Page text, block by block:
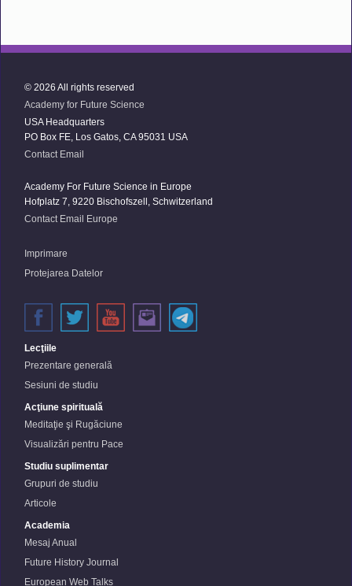
© 2026 All rights reserved
Academy for Future Science
USA Headquarters
PO Box FE, Los Gatos, CA 95031 USA
Contact Email
Academy For Future Science in Europe
Hofplatz 7, 9220 Bischofszell, Schwitzerland
Contact Email Europe
Imprimare
Protejarea Datelor
Lecţiile
Prezentare generală
Sesiuni de studiu
Acţiune spirituală
Meditaţie şi Rugăciune
Visualizări pentru Pace
Studiu suplimentar
Grupuri de studiu
Articole
Academia
Mesaj Anual
Future History Journal
European Web Talks